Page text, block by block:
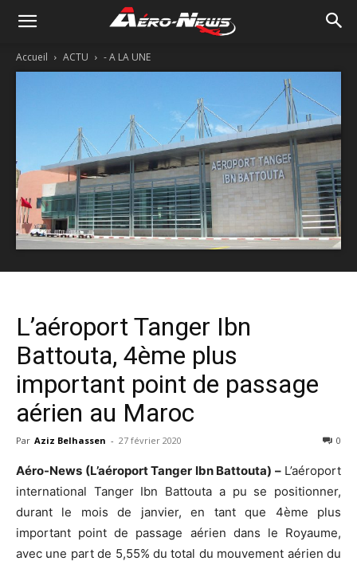
Accueil ACTU - A LA UNE
L’aéroport Tanger Ibn
Battouta, 4ème plus
important point de passage
aérien au Maroc
Par Aziz Belhassen - 27 février 2020 0
Aéro-News (L’aéroport Tanger Ibn Battouta) –L’aéroport
international Tanger Ibn Battouta a pu se positionner,
durant le mois de janvier, en tant que 4ème plus
important point de passage aérien dans le Royaume,
avec une part de 5,55% du total du mouvement aérien du